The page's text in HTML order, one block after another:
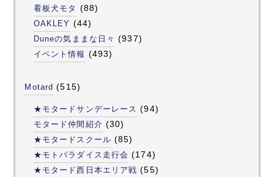
看板犬モタ (88)
OAKLEY (44)
Duneの気ままな日々 (937)
イベント情報 (493)
Motard (515)
★モタードサンデーレース (94)
モタード仲間紹介 (30)
★モタードスクール (85)
★モトパラダイス走行会 (174)
★モタード西日本エリア戦 (55)